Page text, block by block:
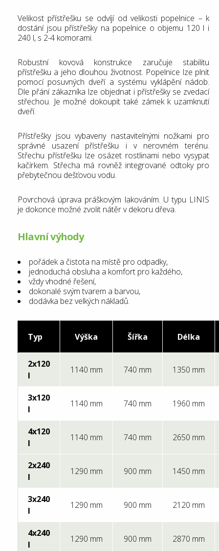
Velikost přístřešku se odvíjí od velikosti popelnice – k
dostání jsou přístřešky na popelnice o objemu 120 l i
240 l, s 2-4 komorami.
Robustní kovová konstrukce zaručuje stabilitu
přístřešku a jeho dlouhou životnost. Popelnice lze plnit
pomocí posuvných dveří a systému vyklápění nádob.
Dle přání zákazníka lze objednat i přístřešky se zvedací
střechou. Je možné dokoupit také zámek k uzamknutí
dveří.
Přístřešky jsou vybaveny nastavitelnými nožkami pro
správné usazení přístřešku i v nerovném terénu.
Střechu přístřešku lze osázet rostlinami nebo vysypat
kačírkem. Střecha má rovněž integrované odtoky pro
přebytečnou dešťovou vodu.
Povrchová úprava práškovým lakováním. U typu LINIS
je dokonce možné zvolit nátěr v dekoru dřeva.
Hlavní výhody
pořádek a čistota na místě pro odpadky,
jednoduchá obsluha a komfort pro každého,
vždy vhodné řešení,
dokonalé svým tvarem a barvou,
dodávka bez velkých nákladů.​
Typ Výška Šířka Délka
2x120
l
1140 mm 740 mm 1350 mm
3x120
l
1140 mm 740 mm 1960 mm
4x120
l
1140 mm 740 mm 2650 mm
2x240
l
1290 mm 900 mm 1450 mm
3x240
l
1290 mm 900 mm 2120 mm
4x240
l
1290 mm 900 mm 2870 mm